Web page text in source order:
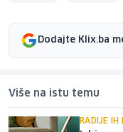
Dodajte Klix.ba
Više na istu temu
RADIJE IH